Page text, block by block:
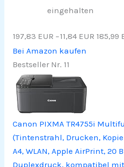
eingehalten
197,83 EUR −11,84 EUR 185,99
Bei Amazon kaufen
Bestseller Nr. 11
Canon PIXMA TR4755i
(Tintenstrahl, Drucken,
A4, WLAN, Apple AirPrint, 20
Duplexdruck, kompatibel